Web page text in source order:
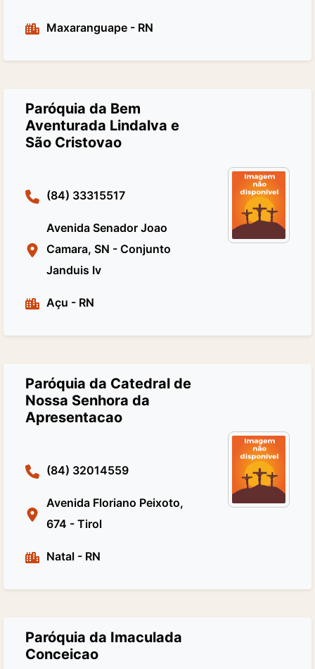
Maxaranguape - RN
Paróquia da Bem
Aventurada Lindalva e
São Cristovao
(84) 33315517
Avenida Senador Joao
Camara, SN - Conjunto
Janduis Iv
Açu - RN
Paróquia da Catedral de
Nossa Senhora da
Apresentacao
(84) 32014559
Avenida Floriano Peixoto,
674 - Tirol
Natal - RN
Paróquia da Imaculada
Conceicao